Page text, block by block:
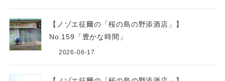
【ノゾエ征爾の「桜の島の野添酒店」】
No.159「豊かな時間」
2026-06-17